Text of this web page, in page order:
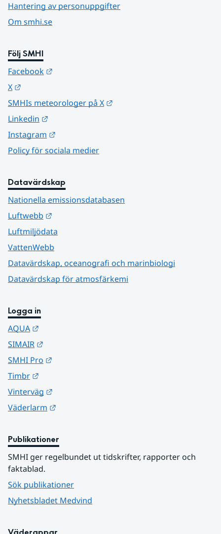
Hantering av personuppgifter
Om smhi.se
Följ SMHI
Facebook
X
SMHIs meteorologer på X
Linkedin
Instagram
Policy för sociala medier
Datavärdskap
Nationella emissionsdatabasen
Luftwebb
Luftmiljödata
VattenWebb
Datavärdskap, oceanografi och marinbiologi
Datavärdskap för atmosfärkemi
Logga in
AQUA
SIMAIR
SMHI Pro
Timbr
Vinterväg
Väderlarm
Publikationer
SMHI ger regelbundet ut tidskrifter, rapporter och
faktablad.
Sök publikationer
Nyhetsbladet Medvind